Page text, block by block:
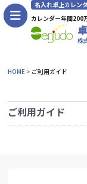
名入れ卓上カレン
カレンダー年間200
株
HOME ご利用ガイド
ご利用ガイド